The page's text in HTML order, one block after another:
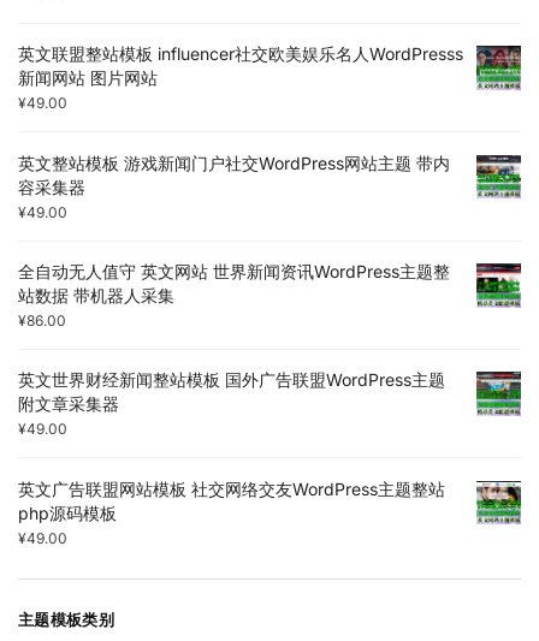
英文联盟整站模板 influencer社交欧美娱乐名人WordPresss
新闻网站 图片网站
¥49.00
英文整站模板 游戏新闻门户社交WordPress网站主题 带内
容采集器
¥49.00
全自动无人值守 英文网站 世界新闻资讯WordPress主题整
站数据 带机器人采集
¥86.00
英文世界财经新闻整站模板 国外广告联盟WordPress主题
附文章采集器
¥49.00
英文广告联盟网站模板 社交网络交友WordPress主题整站
php源码模板
¥49.00
主题模板类别